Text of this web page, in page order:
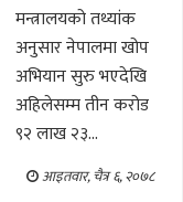
मन्त्रालयको तथ्यांक
अनुसार नेपालमा खोप
अभियान सुरु भएदेखि
अहिलेसम्म तीन करोड
९२ लाख २३...
आइतवार, चैत्र ६, २०७८